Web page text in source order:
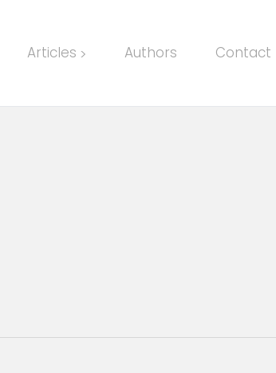
Articles > Authors Contact